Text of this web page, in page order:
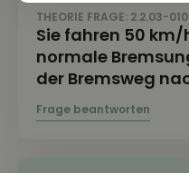
THEORIE FRAGE: 2.2.03-010
Sie fahren 50
normale
der Bremsweg